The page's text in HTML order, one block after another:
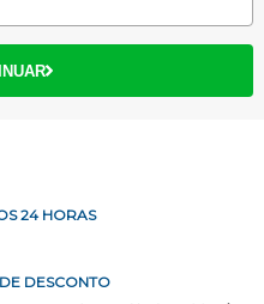
24 HORAS
DESCONTO